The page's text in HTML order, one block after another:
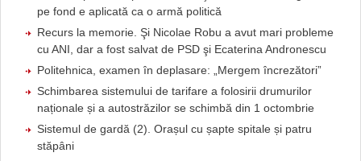
pe fond e aplicată ca o armă politică
Recurs la memorie. Şi Nicolae Robu a avut mari probleme
cu ANI, dar a fost salvat de PSD şi Ecaterina Andronescu
Politehnica, examen în deplasare: „Mergem încrezători”
Schimbarea sistemului de tarifare a folosirii drumurilor
naționale și a autostrăzilor se schimbă din 1 octombrie
Sistemul de gardă (2). Orașul cu șapte spitale și patru
stăpâni